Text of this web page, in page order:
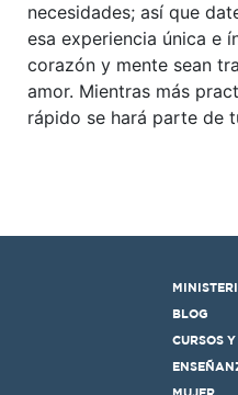
necesidades; así que
esa experiencia única e
corazón y mente sean
amor. Mientras más
rápido se hará parte de
BLOG
CURSOS
MUJER